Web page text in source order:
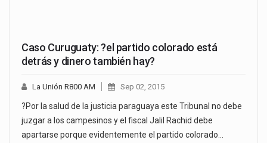
Caso Curuguaty: ?el partido colorado está
detrás y dinero también hay?
La Unión R800 AM Sep 02, 2015
?Por la salud de la justicia paraguaya este Tribunal no debe
juzgar a los campesinos y el fiscal Jalil Rachid debe
apartarse porque evidentemente el partido colorado…